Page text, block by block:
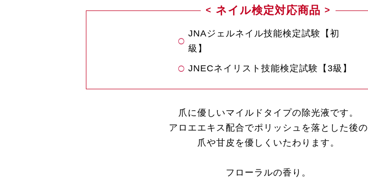
ネイル検定対応商品
JNAジェルネイル技能検定試験【初
級】
JNECネイリスト技能検定試験【3級】
爪に優しいマイルドタイプの除光液です。
アロエエキス配合でポリッシュを落とした後の
爪や甘皮を優しくいたわります。
フローラルの香り。